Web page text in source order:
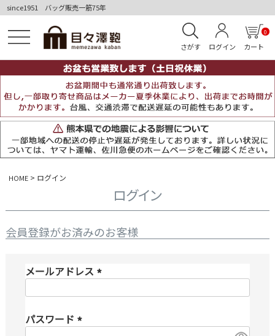
since1951 バッグ販売一筋75年
さがす ログイン カート
0
HOME ログイン
ログイン
会員登録がお済みのお客様
メールアドレス
パスワード